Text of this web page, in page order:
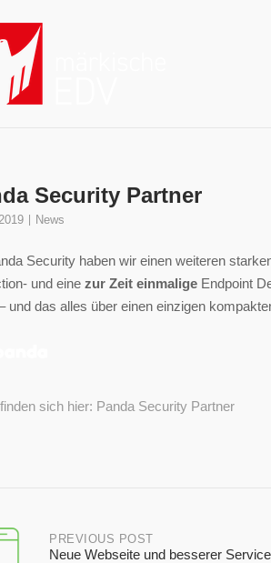
Security Partner
News
Security haben wir einen weiteren
und eine zur Zeit einmalige Endpoint
und das alles über einen einzigen
sich hier: Panda Security Partner
PREVIOUS POST
Neue Webseite und besserer Service